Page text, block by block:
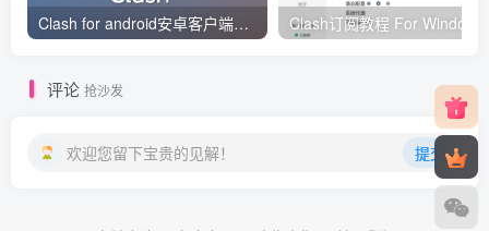
Clash for android安卓客户端保姆级新手使用教程
评论 抢沙发
欢迎您留下宝贵的见解！ 提交